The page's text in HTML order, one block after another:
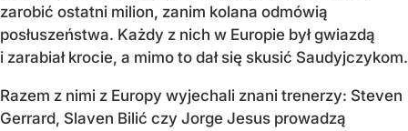
zarobić ostatni milion, zanim kolana odmówią
posłuszeństwa. Każdy z nich w Europie był gwiazdą
i zarabiał krocie, a mimo to dał się skusić Saudyjczykom.
Razem z nimi z Europy wyjechali znani trenerzy: Steven
Gerrard, Slaven Bilić czy Jorge Jesus prowadzą